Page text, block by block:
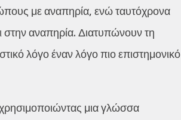
με αναπηρία, ενώ ταυτόχρονα
στην αναπηρία. Διατυπώνουν τη
λόγο έναν λόγο πιο επιστημονικό
χρησιμοποιώντας μια γλώσσα